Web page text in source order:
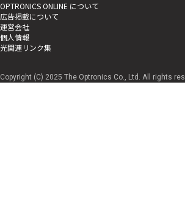
OPTRONICS ONLINE について
広告掲載について
運営会社
個人情報
光関連リンク集
Copyright (C) 2025 The Optronics Co., Ltd. All rights